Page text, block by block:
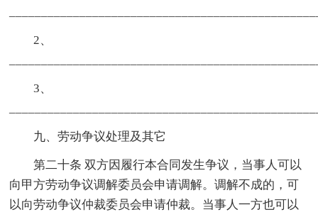
2、
3、
九、劳动争议处理及其它
第二十条 双方因履行本合同发生争议，当事人可以
向甲方劳动争议调解委员会申请调解。调解不成的，可
以向劳动争议仲裁委员会申请仲裁。当事人一方也可以